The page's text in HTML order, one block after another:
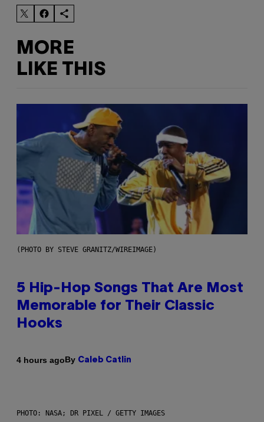
MORE
LIKE THIS
(PHOTO BY STEVE GRANITZ/WIREIMAGE)
5 Hip-Hop Songs That Are Most
Memorable for Their Classic
Hooks
4 hours agoBy Caleb Catlin
PHOTO: NASA; DR PIXEL / GETTY IMAGES